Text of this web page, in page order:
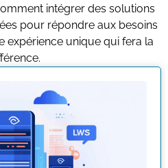
intégrer des solutions
pour répondre aux besoins
expérience unique qui fera la